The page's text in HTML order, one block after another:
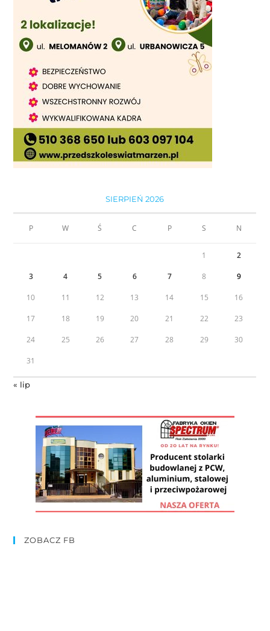
SIERPIEŃ 2026
P W Ś C P S N
1 2
3 4 5 6 7 8 9
10 11 12 13 14 15 16
17 18 19 20 21 22 23
24 25 26 27 28 29 30
31
« lip
ZOBACZ FB